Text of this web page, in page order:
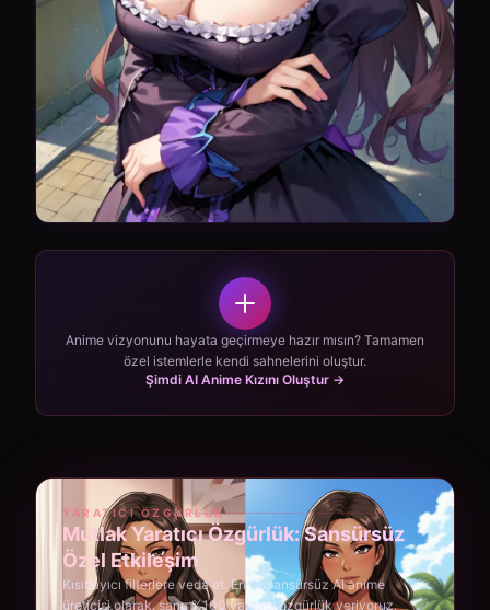
Anime vizyonunu hayata geçirmeye hazır mısın? Tamamen
özel istemlerle kendi sahnelerini oluştur.
Şimdi AI Anime Kızını Oluştur →
YARATICI ÖZGÜRLÜK
Mutlak Yaratıcı Özgürlük: Sansürsüz
Özel Etkileşim
Kısıtlayıcı filterlere veda et. En iyi sansürsüz AI anime
üreticisi olarak, sana %100 yaratıcı özgürlük veriyoruz.